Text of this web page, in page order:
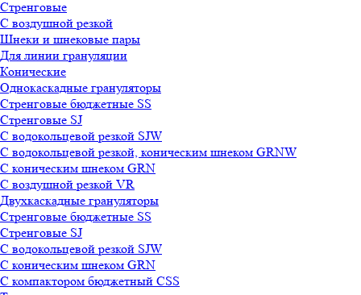
Стренговые
С воздушной резкой
Шнеки и шнековые пары
Для линии грануляции
Конические
Однокаскадные грануляторы
Стренговые бюджетные SS
Стренговые SJ
С водокольцевой резкой SJW
С водокольцевой резкой, коническим шнеком GRNW
С коническим шнеком GRN
С воздушной резкой VR
Двухкаскадные грануляторы
Стренговые бюджетные SS
Стренговые SJ
С водокольцевой резкой SJW
С коническим шнеком GRN
С компактором бюджетный CSS